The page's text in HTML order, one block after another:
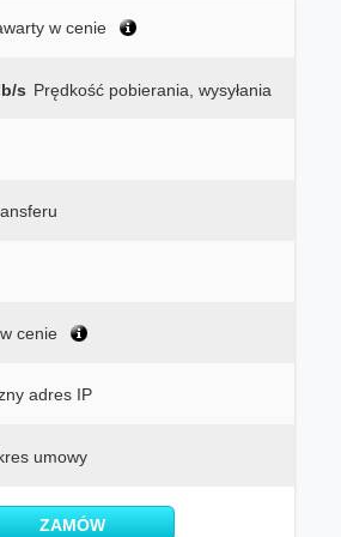
w cenie
s Prędkość pobierania, wysyłania
cenie
adres IP
umowy
ZAMÓW